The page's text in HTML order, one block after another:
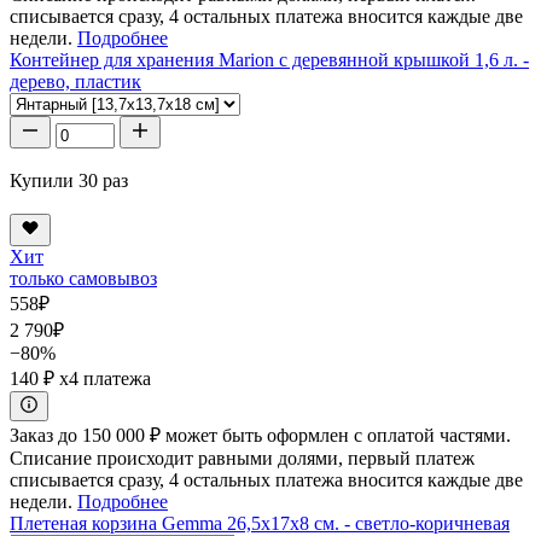
списывается сразу, 4 остальных платежа вносится каждые две
недели. Подробнее
Контейнер для хранения Marion с деревянной крышкой 1,6 л. -
дерево, пластик
Купили 30 раз
Хит
только самовывоз
558₽
2 790₽
−80%
140 ₽ x4 платежа
Заказ до 150 000 ₽ может быть оформлен с оплатой частями.
Списание происходит равными долями, первый платеж
списывается сразу, 4 остальных платежа вносится каждые две
недели. Подробнее
Плетеная корзина Gemma 26,5x17x8 см. - светло-коричневая